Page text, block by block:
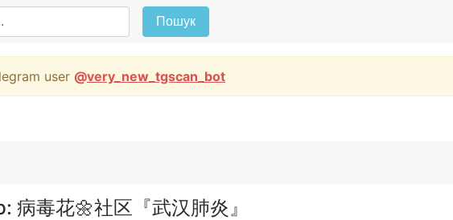
Пошук
user @very_new_tgscan_bot
病毒花🌼社区『武汉肺炎』